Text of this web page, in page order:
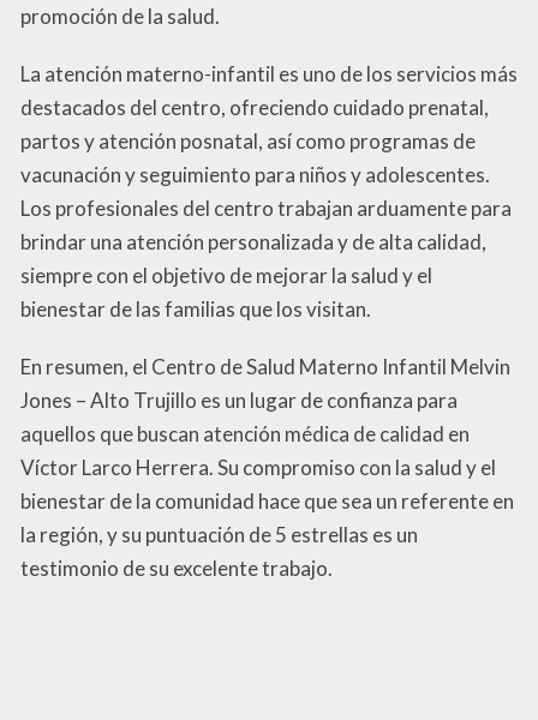
promoción de la salud.
La atención materno-infantil es uno de los servicios más
destacados del centro, ofreciendo cuidado prenatal,
partos y atención posnatal, así como programas de
vacunación y seguimiento para niños y adolescentes.
Los profesionales del centro trabajan arduamente para
brindar una atención personalizada y de alta calidad,
siempre con el objetivo de mejorar la salud y el
bienestar de las familias que los visitan.
En resumen, el Centro de Salud Materno Infantil Melvin
Jones – Alto Trujillo es un lugar de confianza para
aquellos que buscan atención médica de calidad en
Víctor Larco Herrera. Su compromiso con la salud y el
bienestar de la comunidad hace que sea un referente en
la región, y su puntuación de 5 estrellas es un
testimonio de su excelente trabajo.